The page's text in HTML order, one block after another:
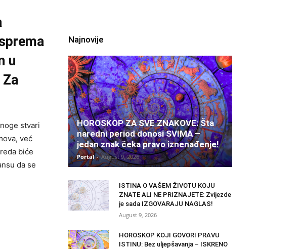
u
stvari
već
biće
da se
Najnovije
HOROSKOP ZA SVE ZNAKOVE: Šta
naredni period donosi SVIMA –
jedan znak čeka pravo iznenađenje!
Portal - August 9, 2026
ISTINA O VAŠEM ŽIVOTU KOJU
ZNATE ALI NE PRIZNAJETE: Zvijezde
je sada IZGOVARAJU NAGLAS!
August 9, 2026
HOROSKOP KOJI GOVORI PRAVU
ISTINU: Bez uljepšavanja – ISKRENO